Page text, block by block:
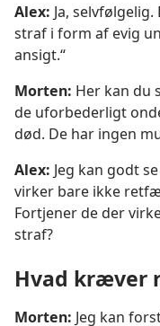
Alex: Ja,
straf i form af evig
ansigt.“
Morten: Her kan du
de uforbederligt
død. De har ingen
Alex: Jeg kan godt
virker bare ikke
Fortjener de der
straf?
Hvad kræver
Morten: Jeg kan